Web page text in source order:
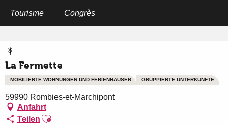
Tourisme Congrès
La Fermette
MÖBILIERTE WOHNUNGEN UND FERIENHÄUSER GRUPPIERTE UNTERKÜNFTE
59990 Rombies-et-Marchipont
Anfahrt
Teilen Ajouter aux favoris